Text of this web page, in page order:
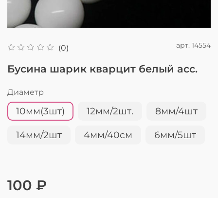
(0) арт. 14554
Бусина шарик кварцит белый асс.
Диаметр
10мм(3шт) 12мм/2шт. 8мм/4шт
14мм/2шт 4мм/40см 6мм/5шт
100 ₽